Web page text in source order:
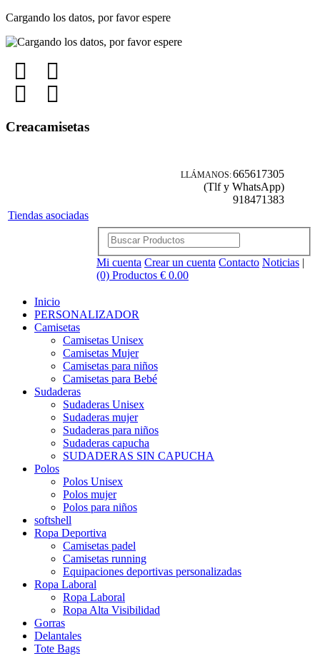
Cargando los datos, por favor espere
Creacamisetas
Tiendas asociadas
LLÁMANOS:665617305
(Tlf y WhatsApp)
918471383
Mi cuenta Crear un cuenta Contacto Noticias |
(0) Productos € 0.00
Inicio
PERSONALIZADOR
Camisetas
Camisetas Unisex
Camisetas Mujer
Camisetas para niños
Camisetas para Bebé
Sudaderas
Sudaderas Unisex
Sudaderas mujer
Sudaderas para niños
Sudaderas capucha
SUDADERAS SIN CAPUCHA
Polos
Polos Unisex
Polos mujer
Polos para niños
softshell
Ropa Deportiva
Camisetas padel
Camisetas running
Equipaciones deportivas personalizadas
Ropa Laboral
Ropa Laboral
Ropa Alta Visibilidad
Gorras
Delantales
Tote Bags